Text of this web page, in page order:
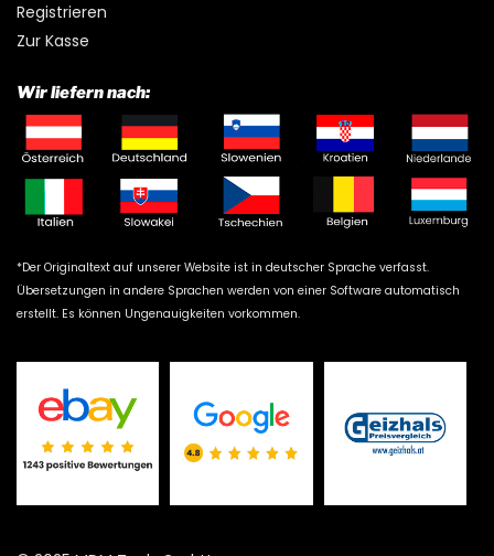
Registrieren
Zur Kasse
Wir liefern nach:
*Der Originaltext auf unserer Website ist in deutscher Sprache verfasst.
Übersetzungen in andere Sprachen werden von einer Software automatisch
erstellt. Es können Ungenauigkeiten vorkommen.